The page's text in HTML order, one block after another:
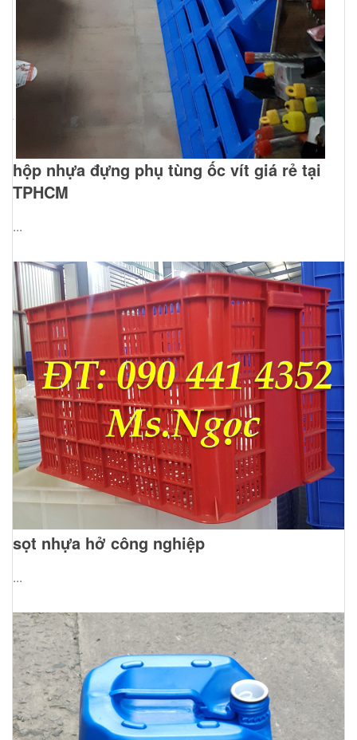
hộp nhựa đựng phụ tùng ốc vít giá rẻ tại
TPHCM
...
sọt nhựa hở công nghiệp
...